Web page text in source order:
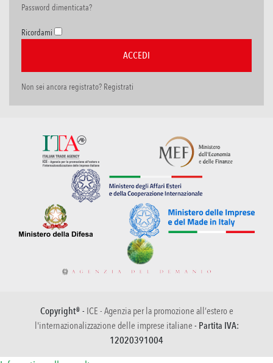
Password dimenticata?
Ricordami
Non sei ancora registrato? Registrati
Copyright® - ICE - Agenzia per la promozione all’estero e
l'internazionalizzazione delle imprese italiane - Partita IVA:
12020391004